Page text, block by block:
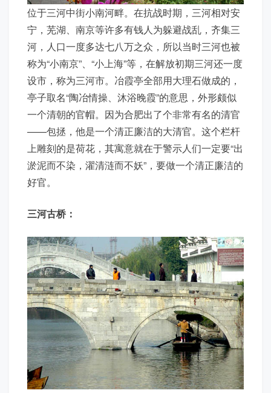
位于三河中街小南河畔。在抗战时期，三河相对安
宁，芜湖、南京等许多有钱人为躲避战乱，齐集三
河，人口一度多达七八万之众，所以当时三河也被
称为“小南京”、“小上海”等，在解放初期三河还一度
设市，称为三河市。冶霞亭全部用大理石做成的，
亭子取名“陶冶情操、沐浴晚霞”的意思，外形颇似
一个清朝的官帽。因为合肥出了个非常有名的清官
——包拯，他是一个清正廉洁的大清官。这个栏杆
上雕刻的是荷花，其寓意就在于警示人们一定要“出
淤泥而不染，濯清涟而不妖”，要做一个清正廉洁的
好官。
三河古桥：